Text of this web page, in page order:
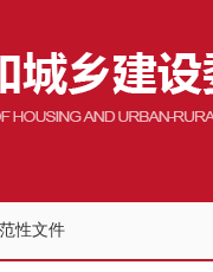
性文件